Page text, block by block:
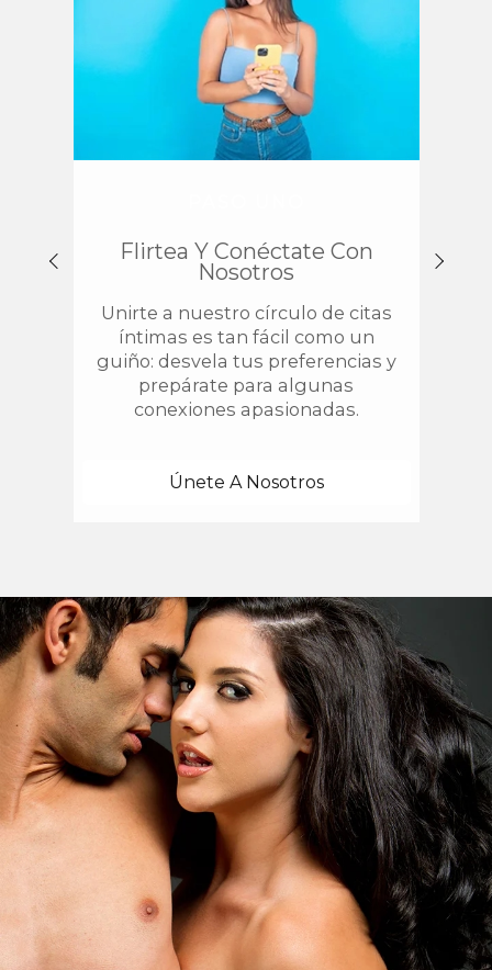
Flirtea Y Conéctate Con
Nosotros
Unirte a nuestro círculo de citas
íntimas es tan fácil como un
guiño: desvela tus preferencias y
prepárate para algunas
conexiones apasionadas.
Únete A Nosotros